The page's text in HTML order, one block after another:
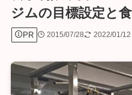
ジムの目標設定と
PR 2015/07/28 2022/01/12